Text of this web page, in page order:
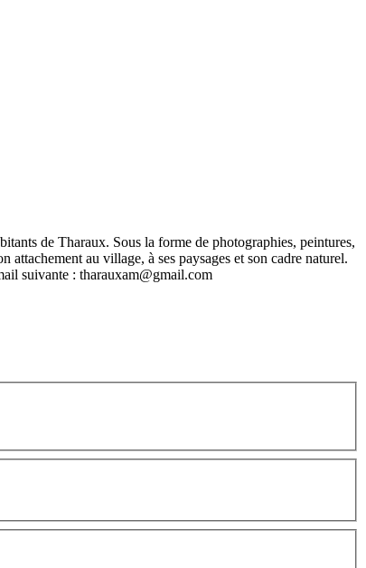
de Tharaux. Sous la forme de photographies, peintures,
attachement au village, à ses paysages et son cadre naturel.
suivante : tharauxam@gmail.com